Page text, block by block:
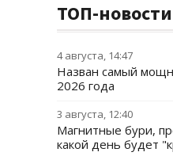
ТОП-новости
4 августа, 14:47
Назван самый
2026 года
3 августа, 12:40
Магнитные бури,
какой день будет